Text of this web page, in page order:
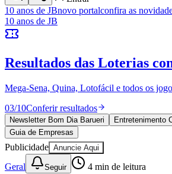
Cinema & Shows
JogosNovo
Anuncie no Portal
Cadastrar Empresa
Divulgar Vagas Novo
Publicidade Legal
Política
Eleições
Esportes
Saúde
Segurança
Cultura
10 anos de JBnovo portalconfira as
10 anos de JB
Resultados das Loterias
Mega-Sena, Quina, Lotofácil e todos os
03/10Conferir resultados
Newsletter Bom Dia Barueri Entretenimento
Guia de Empresas
Publicidade Anuncie Aqui
Geral Seguir 4 min de leitura